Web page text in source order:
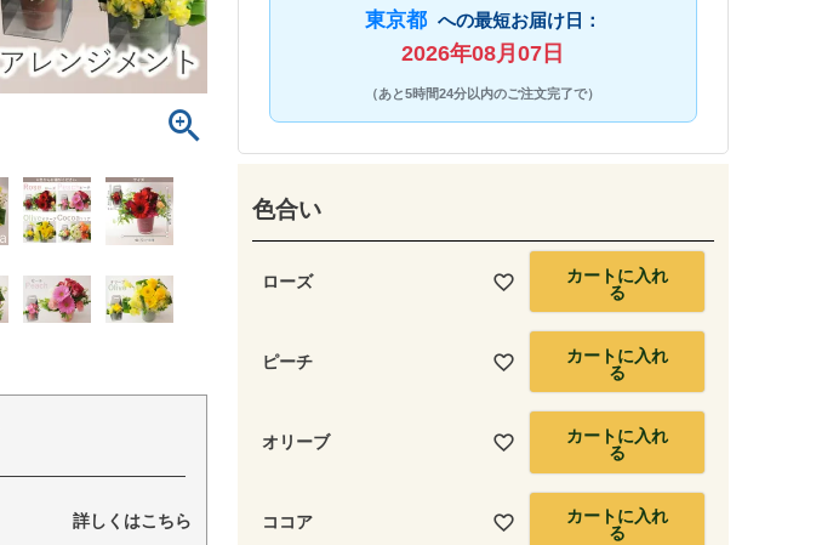
詳しくはこちら
東京都 への最短お届け日：
2026年08月07日
（あと5時間24分以内のご注文完了で）
色合い
ローズ
カートに入れ
る
ピーチ
カートに入れ
る
オリーブ
カートに入れ
る
ココア
カートに入れ
る